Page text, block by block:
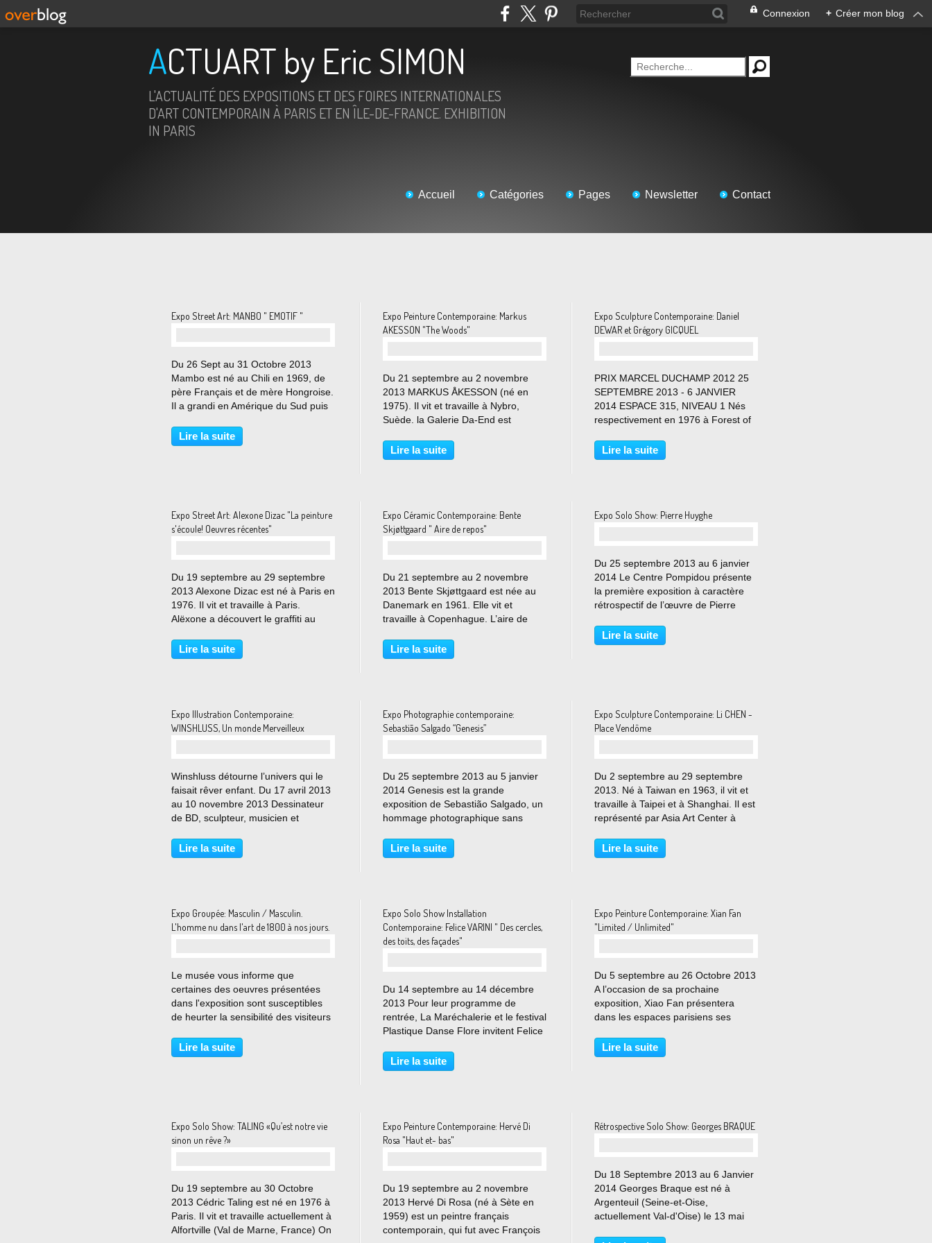
Connexion + Créer mon blog
ACTUART by Eric SIMON
L'ACTUALITÉ DES EXPOSITIONS ET DES FOIRES INTERNATIONALES
D'ART CONTEMPORAIN À PARIS ET EN ÎLE-DE-FRANCE. EXHIBITION
IN PARIS
Accueil Catégories Pages Newsletter Contact
Expo Street Art: MANBO " EMOTIF "
Du 26 Sept au 31 Octobre 2013
Mambo est né au Chili en 1969, de
père Français et de mère Hongroise.
Il a grandi en Amérique du Sud puis
Paris. Il vit et travaille à Los Angeles,
Californie. Après de nombreuses
Lire la suite
Expo Peinture Contemporaine: Markus
AKESSON "The Woods"
Du 21 septembre au 2 novembre
2013 MARKUS ÅKESSON (né en
1975). Il vit et travaille à Nybro,
Suède. la Galerie Da-End est
la première exposition personnelle
française du peintre et sculpteur
Lire la suite
Expo Sculpture Contemporaine: Daniel
DEWAR et Grégory GICQUEL
PRIX MARCEL DUCHAMP 2012 25
SEPTEMBRE 2013 - 6 JANVIER
2014 ESPACE 315, NIVEAU 1 Nés
respectivement en 1976 à Forest of
Saint Brieuc, France, Daniel Dewar
et Grégory Gicquel vivent et
Lire la suite
Expo Street Art: Alexone Dizac "La peinture
s'écoule! Oeuvres récentes"
Du 19 septembre au 29 septembre
2013 Alexone Dizac est né à Paris en
1976. Il vit et travaille à Paris.
Alëxone a découvert le graffiti au
les murs sous le nom d’Oedipe . A
partir de 2000, il développe sa
Lire la suite
Expo Céramic Contemporaine: Bente
Skjøttgaard " Aire de repos"
Du 21 septembre au 2 novembre
2013 Bente Skjøttgaard est née au
Danemark en 1961. Elle vit et
travaille à Copenhague. L’aire de
un carrefour entre le paysage et un
petit concentré de la civilisation
Lire la suite
Expo Solo Show: Pierre Huyghe
Du 25 septembre 2013 au 6 janvier
2014 Le Centre Pompidou présente
la première exposition à caractère
rétrospectif de l’œuvre de Pierre
contemporaine française et
internationale. Pierre Huyghe , né le
Lire la suite
Expo Illustration Contemporaine:
WINSHLUSS, Un monde Merveilleux
Winshluss détourne l’univers qui le
faisait rêver enfant. Du 17 avril 2013
au 10 novembre 2013 Dessinateur
de BD, sculpteur, musicien et
Paronnaud, a plus d’une corde à son
arc. Né en 1970 à La Rochelle, il
Lire la suite
Expo Photographie contemporaine:
Sebastião Salgado “Genesis”
Du 25 septembre 2013 au 5 janvier
2014 Genesis est la grande
exposition de Sebastião Salgado, un
hommage photographique sans
photographies exposées, au terme
de huit ans de travail et d’une
Lire la suite
Expo Sculpture Contemporaine: Li CHEN -
Place Vendôme
Du 2 septembre au 29 septembre
2013. Né à Taiwan en 1963, il vit et
travaille à Taipei et à Shanghai. Il est
représenté par Asia Art Center à
Merenda, spécialistes de l’art et des
antiquités chinoises et japonaises,...
Lire la suite
Expo Groupée: Masculin / Masculin.
L'homme nu dans l'art de 1800 à nos jours.
Le musée vous informe que
certaines des oeuvres présentées
dans l'exposition sont susceptibles
de heurter la sensibilité des visiteurs
public) Du 24 septembre 2013 au 2
janvier 2014 Alors que le nu féminin
Lire la suite
Expo Solo Show Installation
Contemporaine: Felice VARINI " Des cercles,
des toits, des façades"
Du 14 septembre au 14 décembre
2013 Pour leur programme de
rentrée, La Maréchalerie et le festival
Plastique Danse Flore invitent Felice
Versailles. Cet artiste élabore un
travail de peinture qui se déploie
Lire la suite
Expo Peinture Contemporaine: Xian Fan
"Limited / Unlimited"
Du 5 septembre au 26 Octobre 2013
A l’occasion de sa prochaine
exposition, Xiao Fan présentera
dans les espaces parisiens ses
séries de peinture regroupées sous
le nom limited / unlimited. Dans un
Lire la suite
Expo Solo Show: TALING «Qu’est notre vie
sinon un rêve ?»
Du 19 septembre au 30 Octobre
2013 Cédric Taling est né en 1976 à
Paris. Il vit et travaille actuellement à
Alfortville (Val de Marne, France) On
Expo Peinture Contemporaine: Hervé Di
Rosa "Haut et- bas"
Du 19 septembre au 2 novembre
2013 Hervé Di Rosa (né à Sète en
1959) est un peintre français
contemporain, qui fut avec François
Rétrospective Solo Show: Georges BRAQUE
Du 18 Septembre 2013 au 6 Janvier
2014 Georges Braque est né à
Argenteuil (Seine-et-Oise,
actuellement Val-d'Oise) le 13 mai